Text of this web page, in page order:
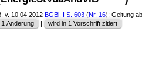
v. 10.04.2012 BGBl. I S. 603 (Nr. 16); Geltung
1 Änderung
| wird in 1 Vorschrift zitiert